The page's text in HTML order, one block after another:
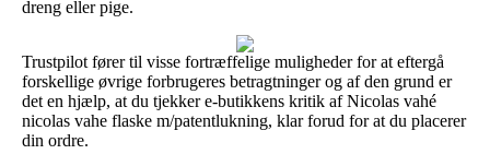
dreng eller pige.
Trustpilot fører til visse fortræffelige muligheder for at eftergå
forskellige øvrige forbrugeres betragtninger og af den grund er
det en hjælp, at du tjekker e-butikkens kritik af Nicolas vahé
nicolas vahe flaske m/patentlukning, klar forud for at du placerer
din ordre.